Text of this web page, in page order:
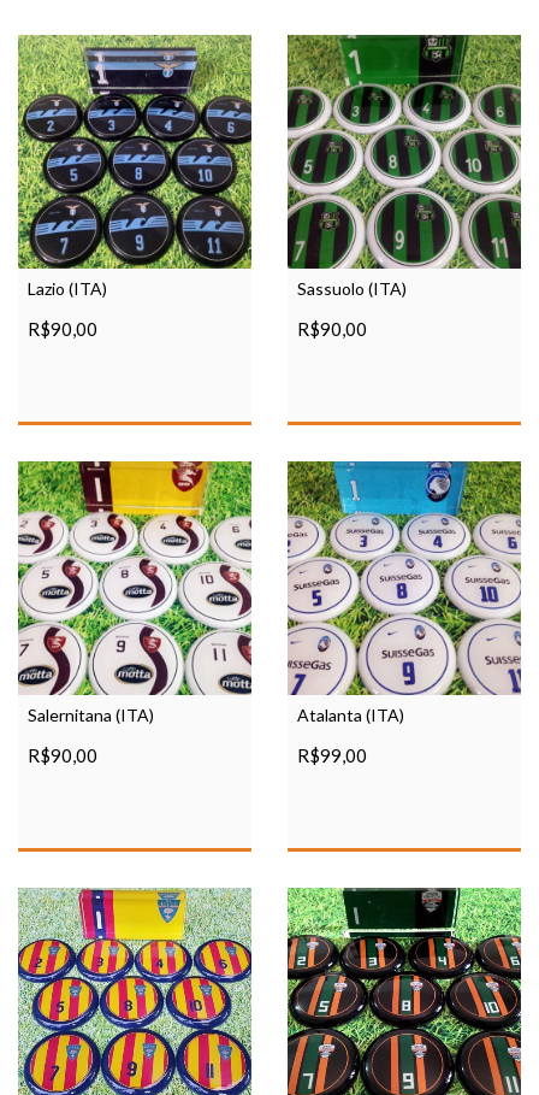
Lazio (ITA)
R$90,00
Sassuolo (ITA)
R$90,00
Salernitana (ITA)
R$90,00
Atalanta (ITA)
R$99,00